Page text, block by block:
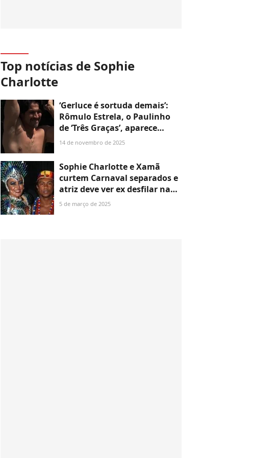
Top notícias de Sophie
Charlotte
‘Gerluce é sortuda demais’:
Rômulo Estrela, o Paulinho
de ‘Três Graças’, aparece
malhando sem camisa e
assista
14 de novembro de 2025
Sophie Charlotte e Xamã
curtem Carnaval separados e
atriz deve ver ex desfilar na
Sapucaí
5 de março de 2025